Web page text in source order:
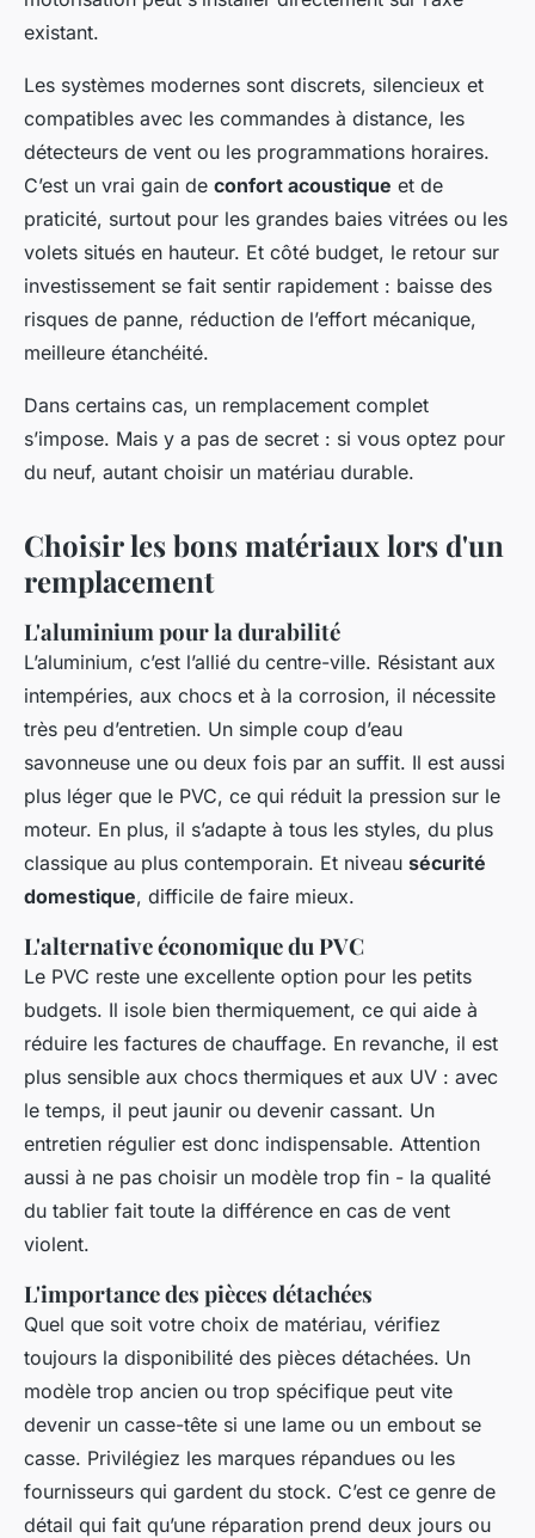
existant.
Les systèmes modernes sont discrets, silencieux et
compatibles avec les commandes à distance, les
détecteurs de vent ou les programmations horaires.
C’est un vrai gain de confort acoustique et de
praticité, surtout pour les grandes baies vitrées ou les
volets situés en hauteur. Et côté budget, le retour sur
investissement se fait sentir rapidement : baisse des
risques de panne, réduction de l’effort mécanique,
meilleure étanchéité.
Dans certains cas, un remplacement complet
s’impose. Mais y a pas de secret : si vous optez pour
du neuf, autant choisir un matériau durable.
Choisir les bons matériaux lors d'un
remplacement
L'aluminium pour la durabilité
L’aluminium, c’est l’allié du centre-ville. Résistant aux
intempéries, aux chocs et à la corrosion, il nécessite
très peu d’entretien. Un simple coup d’eau
savonneuse une ou deux fois par an suffit. Il est aussi
plus léger que le PVC, ce qui réduit la pression sur le
moteur. En plus, il s’adapte à tous les styles, du plus
classique au plus contemporain. Et niveau sécurité
domestique, difficile de faire mieux.
L'alternative économique du PVC
Le PVC reste une excellente option pour les petits
budgets. Il isole bien thermiquement, ce qui aide à
réduire les factures de chauffage. En revanche, il est
plus sensible aux chocs thermiques et aux UV : avec
le temps, il peut jaunir ou devenir cassant. Un
entretien régulier est donc indispensable. Attention
aussi à ne pas choisir un modèle trop fin - la qualité
du tablier fait toute la différence en cas de vent
violent.
L'importance des pièces détachées
Quel que soit votre choix de matériau, vérifiez
toujours la disponibilité des pièces détachées. Un
modèle trop ancien ou trop spécifique peut vite
devenir un casse-tête si une lame ou un embout se
casse. Privilégiez les marques répandues ou les
fournisseurs qui gardent du stock. C’est ce genre de
détail qui fait qu’une réparation prend deux jours ou